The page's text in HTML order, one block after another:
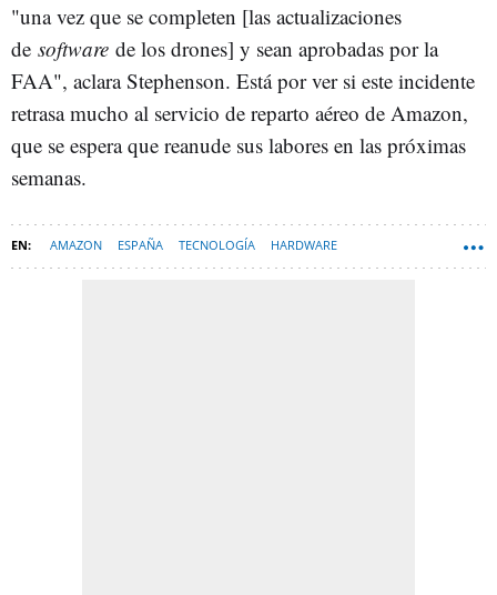
"una vez que se completen [las actualizaciones
de software de los drones] y sean aprobadas por la
FAA", aclara Stephenson. Está por ver si este incidente
retrasa mucho al servicio de reparto aéreo de Amazon,
que se espera que reanude sus labores en las próximas
semanas.
AMAZON ESPAÑA TECNOLOGÍA HARDWARE